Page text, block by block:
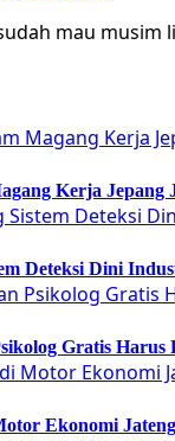
mau
Kerja Jepang
Deteksi Dini
Gratis
Ekonomi